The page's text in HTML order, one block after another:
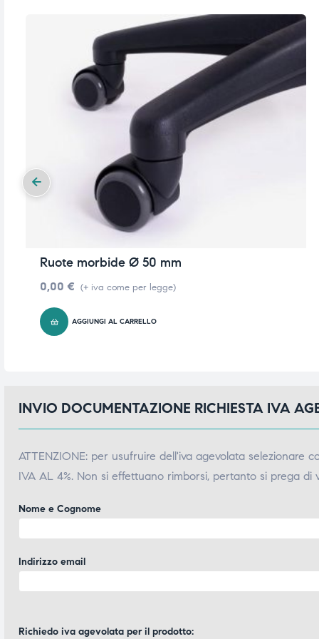
e
Ruote morbide Ø 50 mm
0,00 € (+ iva come per legge)
AGGIUNGI AL CARRELLO
INVIO DOCUMENTAZIONE RICHIESTA IVA
ATTENZIONE: per usufruire dell'iva agevolata
IVA AL 4%. Non si effettuano rimborsi, pertanto si prega
Nome e Cognome
Indirizzo email
Richiedo iva agevolata per il prodotto:
e